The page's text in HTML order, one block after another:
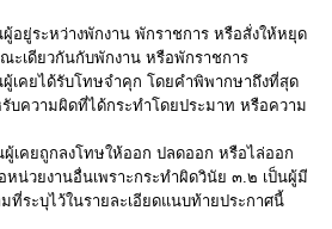
ว่างพักงาน พักราชการ หรือสั่งให้หยุด
ะเดียวกันกับพักงาน หรือพักราชการ
รับโทษจำคุก โดยคำพิพากษาถึงที่สุด
บความผิดที่ได้กระทำโดยประมาท หรือความ
ลงโทษให้ออก ปลดออก หรือไล่ออก
หน่วยงานอื่นเพราะกระทำผิดวินัย ๓.๒ เป็นผู้มี
ระบุไว้ในรายละเอียดแนบท้ายประกาศนี้